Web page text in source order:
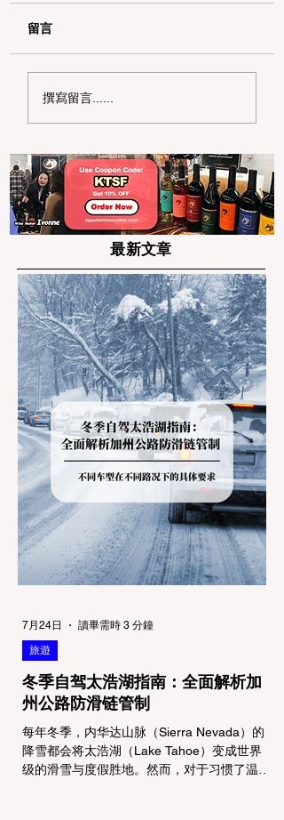
2026 湾区独立日遛娃
留言
撰寫留言......
最新文章
冬季自驾太浩湖指南：全面解析加
州公路防滑链管制
每年冬季，内华达山脉（Sierra Nevada）的
降雪都会将太浩湖（Lake Tahoe）变成世界
级的滑雪与度假胜地。然而，对于习惯了温暖
旅遊
7月24日 讀畢需時 3 分鐘